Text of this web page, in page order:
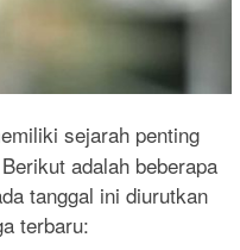
sejarah penting
adalah beberapa
tanggal ini diurutkan
terbaru: